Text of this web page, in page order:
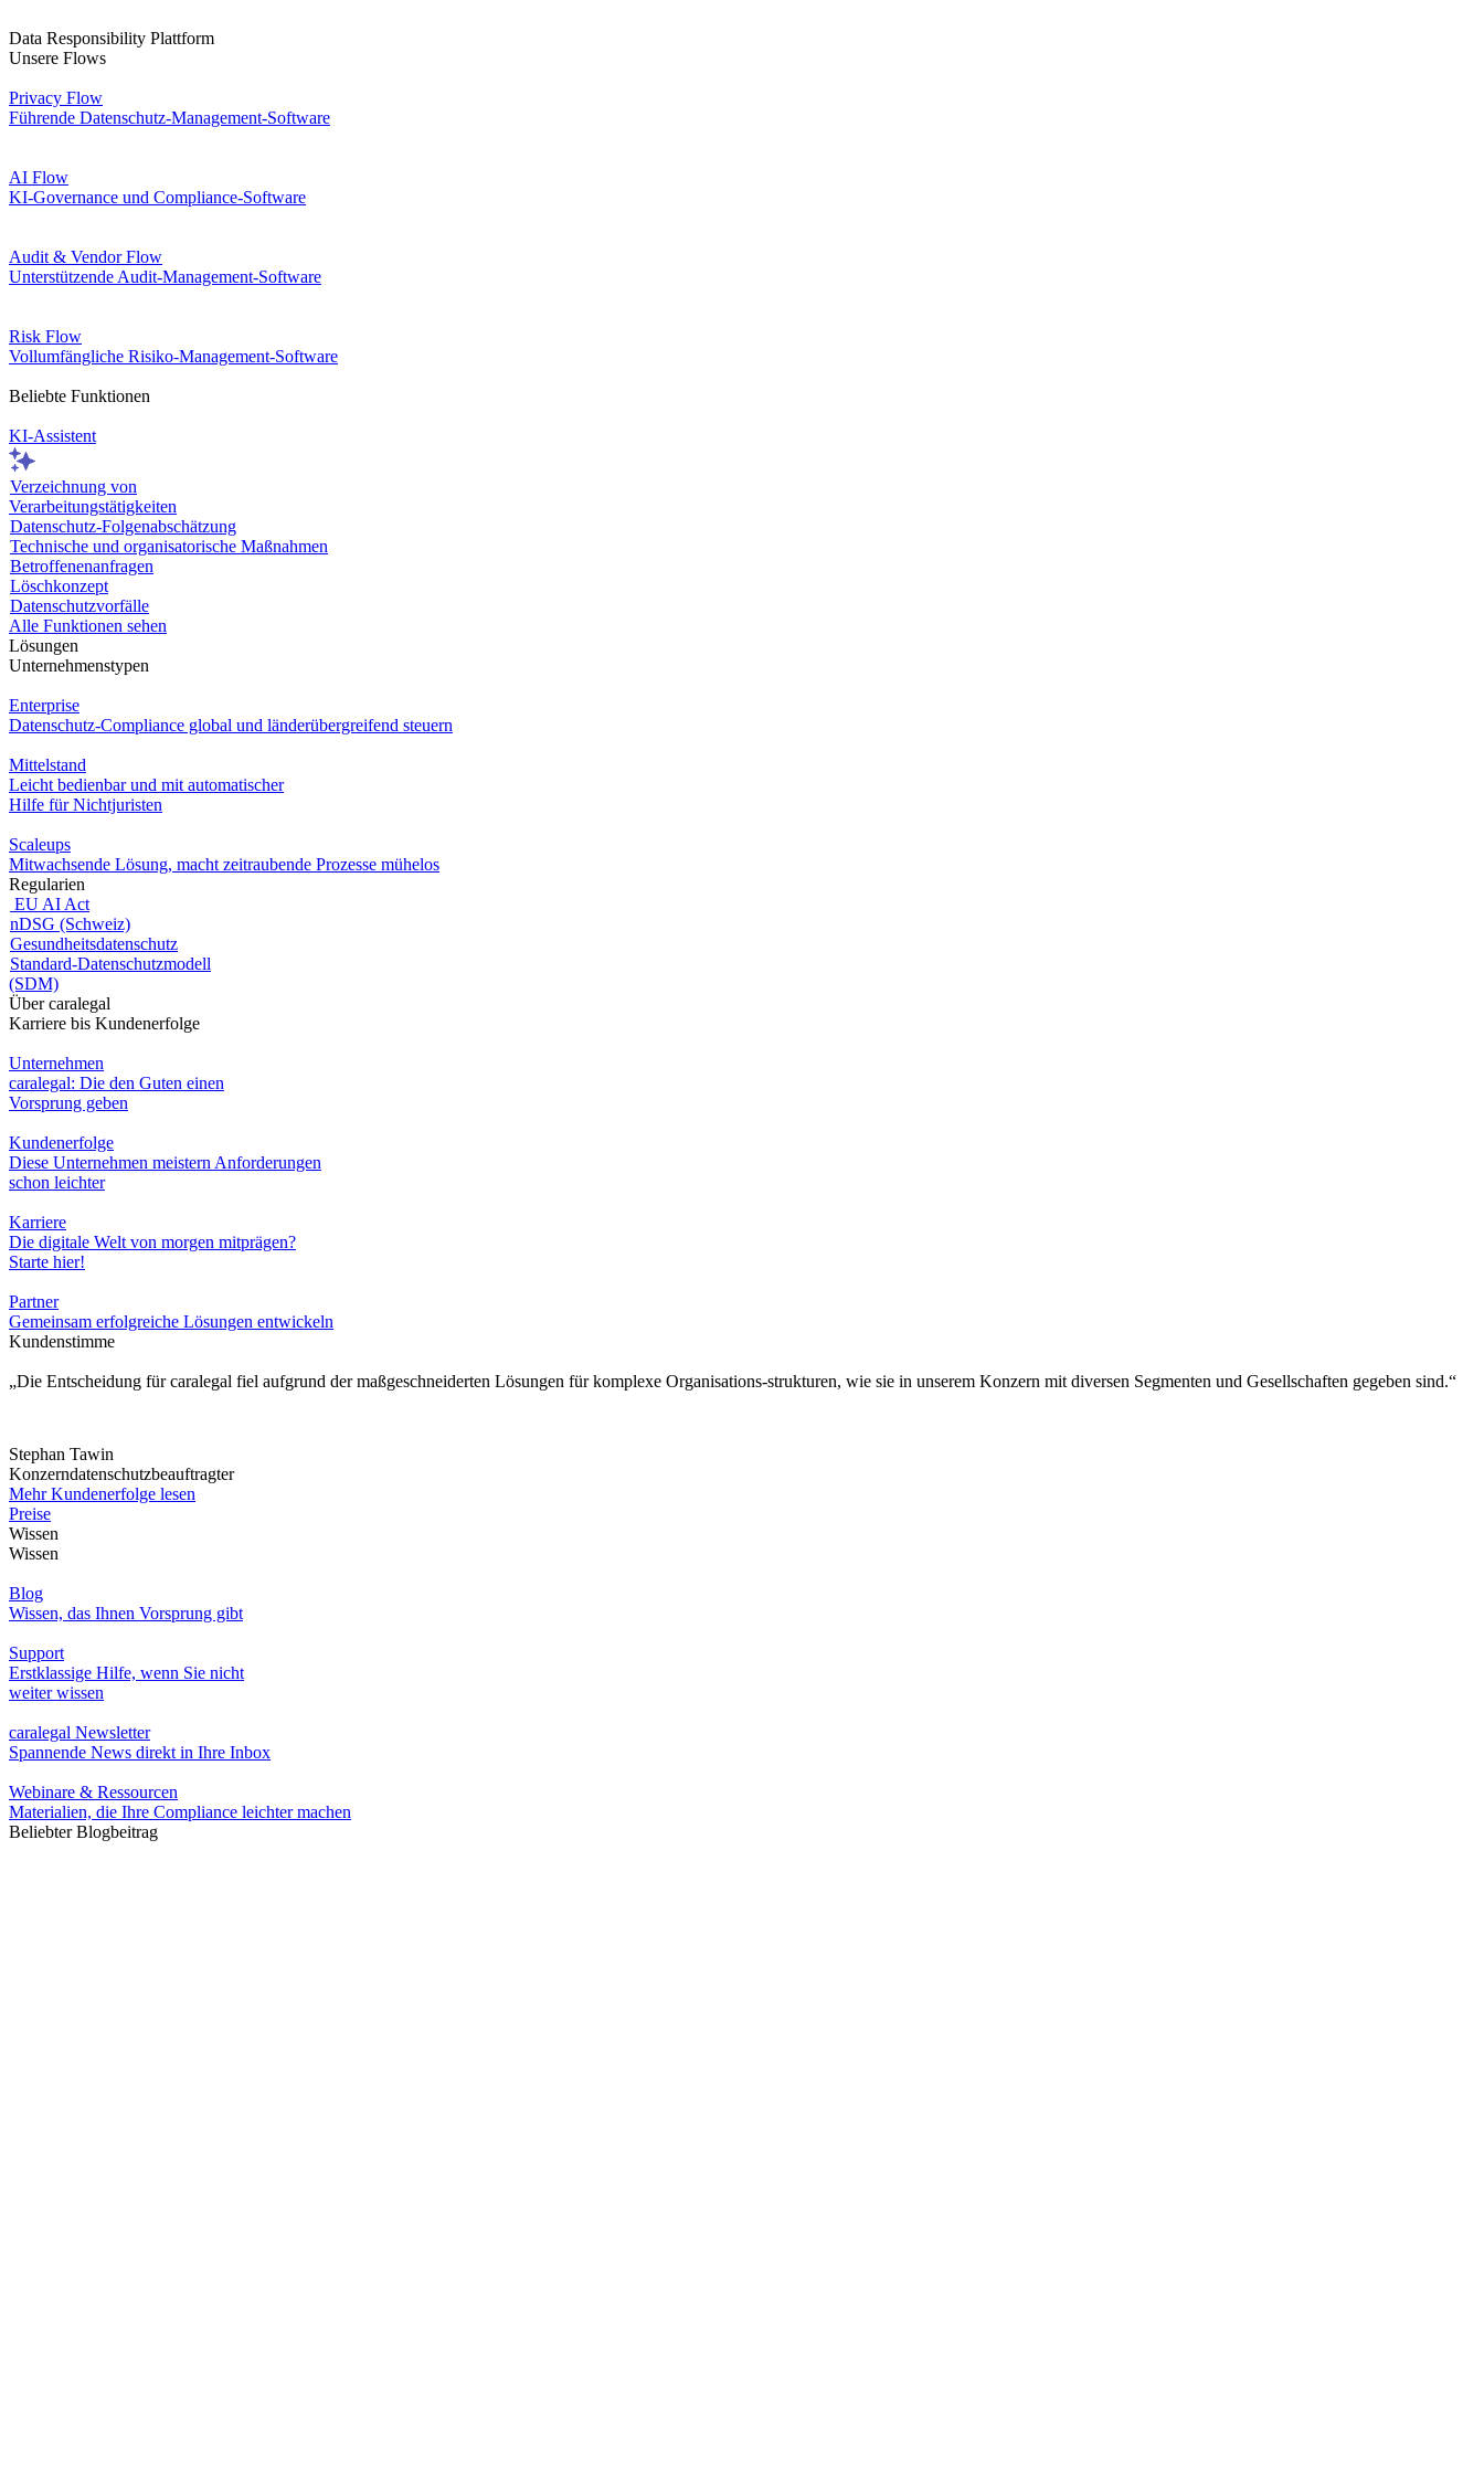
Data Responsibility Plattform
Unsere Flows
Privacy Flow
Führende Datenschutz-Management-Software
AI Flow
KI-Governance und Compliance-Software
Audit & Vendor Flow
Unterstützende Audit-Management-Software
Risk Flow
Vollumfängliche Risiko-Management-Software
Beliebte Funktionen
KI-Assistent
Verzeichnung von
Verarbeitungstätigkeiten
Datenschutz-Folgenabschätzung
Technische und organisatorische Maßnahmen
Betroffenenanfragen
Löschkonzept
Datenschutzvorfälle
Alle Funktionen sehen
Lösungen
Unternehmenstypen
Enterprise
Datenschutz-Compliance global und länderübergreifend steuern
Mittelstand
Leicht bedienbar und mit automatischer
Hilfe für Nichtjuristen
Scaleups
Mitwachsende Lösung, macht zeitraubende Prozesse mühelos
Regularien
EU AI Act
nDSG (Schweiz)
Gesundheitsdatenschutz
Standard-Datenschutzmodell
(SDM)
Über caralegal
Karriere bis Kundenerfolge
Unternehmen
caralegal: Die den Guten einen
Vorsprung geben
Kundenerfolge
Diese Unternehmen meistern Anforderungen
schon leichter
Karriere
Die digitale Welt von morgen mitprägen?
Starte hier!
Partner
Gemeinsam erfolgreiche Lösungen entwickeln
Kundenstimme
„Die Entscheidung für caralegal fiel aufgrund der maßgeschneiderten Lösungen für komplexe Organisations-strukturen, wie sie in unserem Konzern mit diversen Segmenten und Gesellschaften gegeben sind.“
Stephan Tawin
Konzerndatenschutzbeauftragter
Mehr Kundenerfolge lesen
Preise
Wissen
Wissen
Blog
Wissen, das Ihnen Vorsprung gibt
Support
Erstklassige Hilfe, wenn Sie nicht
weiter wissen
caralegal Newsletter
Spannende News direkt in Ihre Inbox
Webinare & Ressourcen
Materialien, die Ihre Compliance leichter machen
Beliebter Blogbeitrag